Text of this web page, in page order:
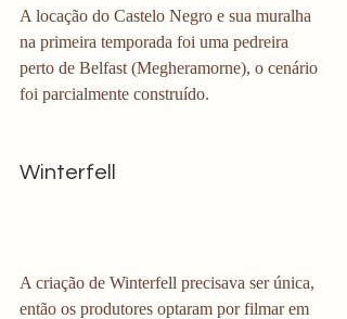
A locação do Castelo Negro e sua muralha
na primeira temporada foi uma pedreira
perto de Belfast (Megheramorne), o cenário
foi parcialmente construído.
Winterfell
A criação de Winterfell precisava ser única,
então os produtores optaram por filmar em